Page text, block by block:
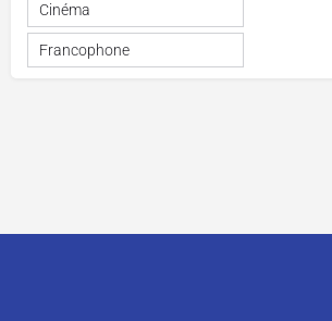
Cinéma
Francophone